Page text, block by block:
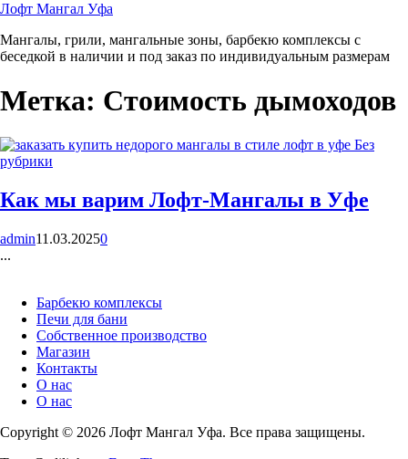
Лофт Мангал Уфа
Мангалы, грили, мангальные зоны, барбекю комплексы с
беседкой в наличии и под заказ по индивидуальным размерам
Метка: Стоимость дымоходов
Без
рубрики
Как мы варим Лофт-Мангалы в Уфе
admin11.03.20250
...
Барбекю комплексы
Печи для бани
Собственное производство
Магазин
Контакты
О нас
О нас
Copyright © 2026 Лофт Мангал Уфа. Все права защищены.